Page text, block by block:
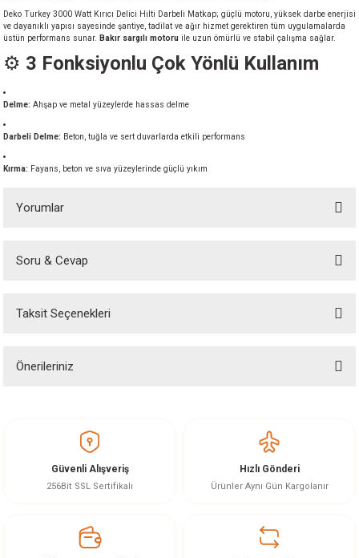
Deko Turkey 3000 Watt Kırıcı Delici Hilti Darbeli Matkap; güçlü motoru, yüksek darbe enerjisi
ve dayanıklı yapısı sayesinde şantiye, tadilat ve ağır hizmet gerektiren tüm uygulamalarda
üstün performans sunar.
Bakır sargılı motoru ile uzun ömürlü ve stabil çalışma sağlar.
⚙️ 3 Fonksiyonlu Çok Yönlü Kullanım
Delme: Ahşap ve metal yüzeylerde hassas delme
Darbeli Delme: Beton, tuğla ve sert duvarlarda etkili performans
Kırma: Fayans, beton ve sıva yüzeylerinde güçlü yıkım
Yorumlar
Soru & Cevap
Ürün hakkında henüz soru sorulmamış.
Taksit Seçenekleri
Önerileriniz
Görüş ve önerileriniz için teşekkür ederiz.
Ürün resmi kalitesiz, bozuk veya görüntülenemiyor.
Ürün bilgilerinde hatalar bulunuyor.
Güvenli Alışveriş
256Bit SSL Sertifikalı
Hızlı Gönderi
Ürünler Aynı Gün Kargolanır